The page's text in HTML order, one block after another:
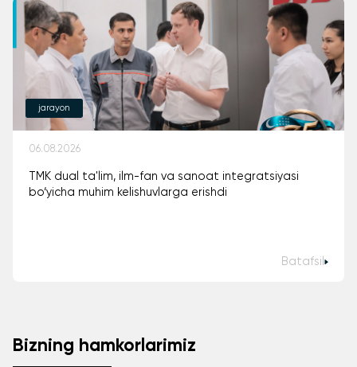
jarayon
06.08.2026
TMK dual ta'lim, ilm-fan va sanoat integratsiyasi
bo‘yicha muhim kelishuvlarga erishdi
Batafsil
Bizning hamkorlarimiz